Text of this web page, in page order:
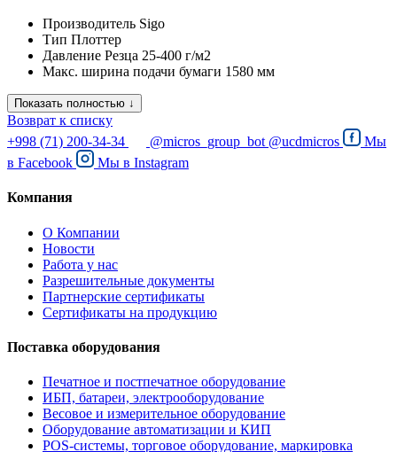
Производитель Sigo
Тип Плоттер
Давление Резца 25-400 г/м2
Макс. ширина подачи бумаги 1580 мм
Показать полностью ↓
Возврат к списку
+998 (71) 200-34-34
@micros_group_bot @ucdmicros
Мы
в Facebook Мы в Instagram
Компания
О Компании
Новости
Работа у нас
Разрешительные документы
Партнерские сертификаты
Сертификаты на продукцию
Поставка оборудования
Печатное и постпечатное оборудование
ИБП, батареи, электрооборудование
Весовое и измерительное оборудование
Оборудование автоматизации и КИП
POS-системы, торговое оборудование, маркировка